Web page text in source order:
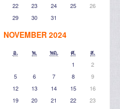
22 23 24 25
26
29 30 31
NOVEMBER 2024
อ. พ. พฤ. ศ.
ส.
1
2
5 6 7 8
9
12 13 14 15
16
19 20 21 22
23